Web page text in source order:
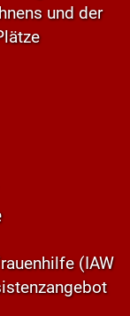
und der
(IAW